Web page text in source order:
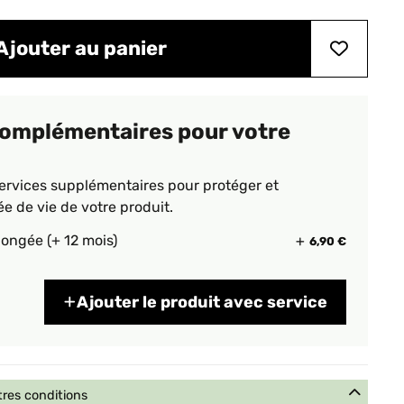
au panier
pour votre
supplémentaires pour protéger et
de vie de votre produit.
(+ 12 mois)
6,90 €
Ajouter le produit avec service
conditions